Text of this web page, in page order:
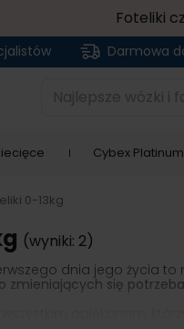
Foteliki
Darmowa
Najlepsze wózki i
Cybex Platinum
0-13kg
(wyniki: 2)
dnia jego życia
zmieniających się